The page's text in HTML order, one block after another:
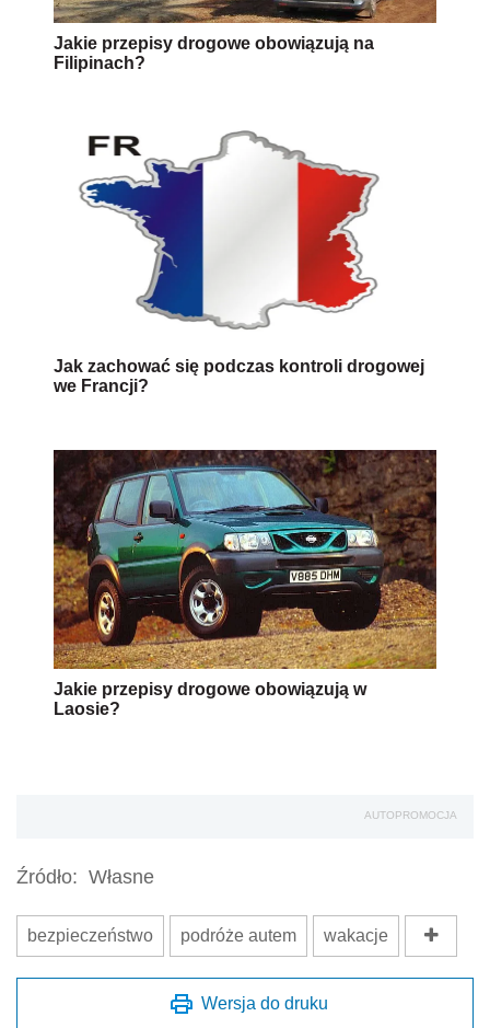
Jakie przepisy drogowe obowiązują na
Filipinach?
Jak zachować się podczas kontroli drogowej
we Francji?
Jakie przepisy drogowe obowiązują w
Laosie?
AUTOPROMOCJA
Źródło: Własne
bezpieczeństwo podróże autem wakacje
Wersja do druku